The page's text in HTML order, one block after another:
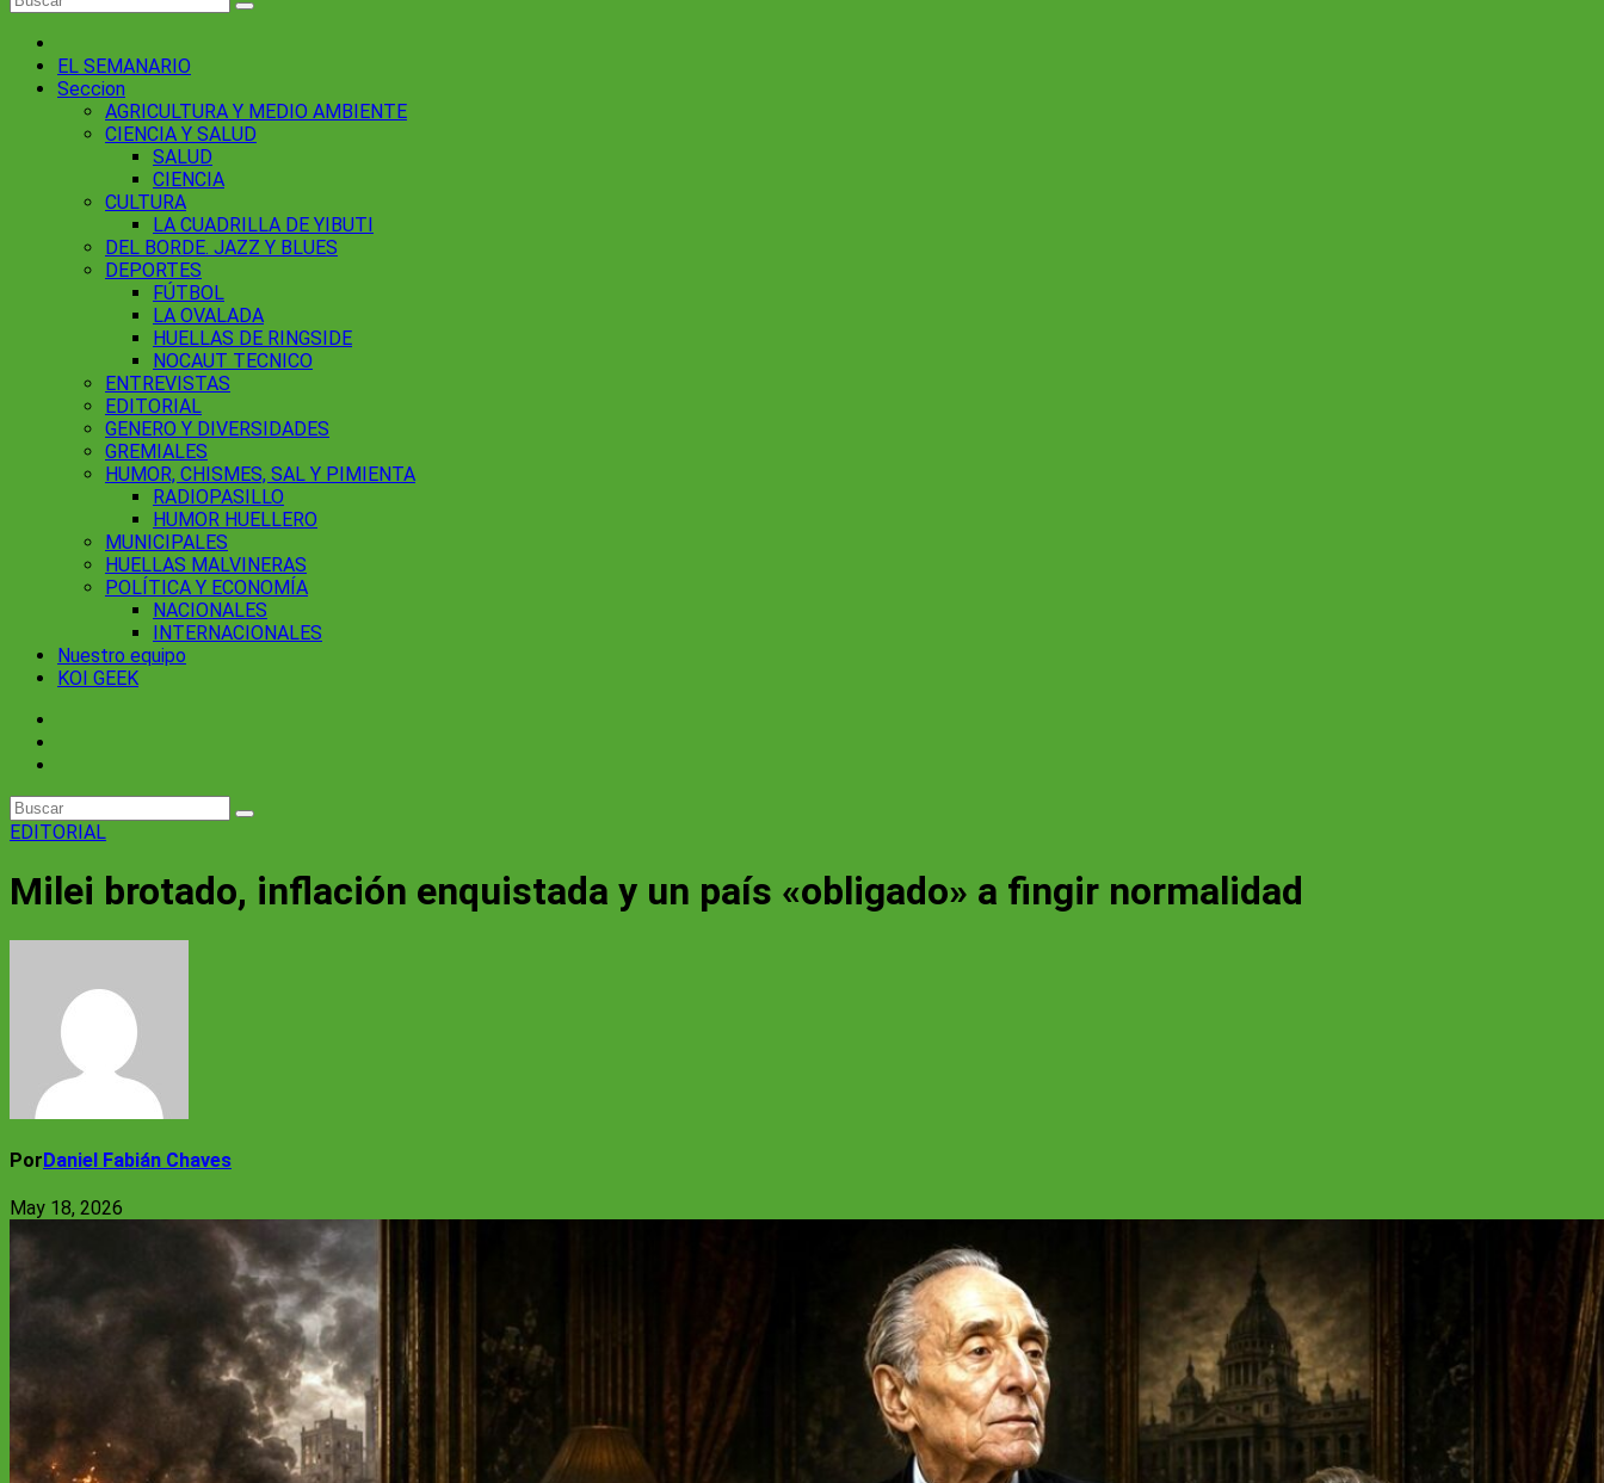
EL SEMANARIO
Seccion
AGRICULTURA Y MEDIO AMBIENTE
CIENCIA Y SALUD
SALUD
CIENCIA
CULTURA
LA CUADRILLA DE YIBUTI
DEL BORDE. JAZZ Y BLUES
DEPORTES
FÚTBOL
LA OVALADA
HUELLAS DE RINGSIDE
NOCAUT TECNICO
ENTREVISTAS
EDITORIAL
GENERO Y DIVERSIDADES
GREMIALES
HUMOR, CHISMES, SAL Y PIMIENTA
RADIOPASILLO
HUMOR HUELLERO
MUNICIPALES
HUELLAS MALVINERAS
POLÍTICA Y ECONOMÍA
NACIONALES
INTERNACIONALES
Nuestro equipo
KOI GEEK
EDITORIAL
Milei brotado, inflación enquistada y un país «obligado» a fingir normalidad
PorDaniel Fabián Chaves
May 18, 2026